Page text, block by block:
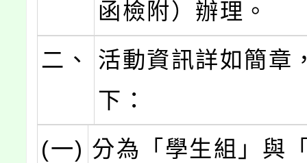
函檢附）辦理。
二、
活動資訊詳如簡章
下：
(一) 分為「學生組」與